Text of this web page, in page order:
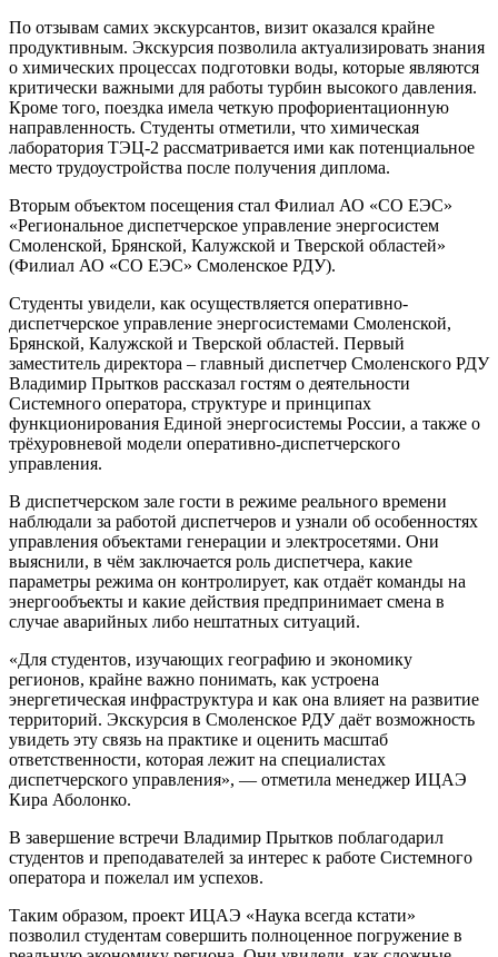
По отзывам самих экскурсантов, визит оказался крайне
продуктивным. Экскурсия позволила актуализировать знания
о химических процессах подготовки воды, которые являются
критически важными для работы турбин высокого давления.
Кроме того, поездка имела четкую профориентационную
направленность. Студенты отметили, что химическая
лаборатория ТЭЦ-2 рассматривается ими как потенциальное
место трудоустройства после получения диплома.
Вторым объектом посещения стал Филиал АО «СО ЕЭС»
«Региональное диспетчерское управление энергосистем
Смоленской, Брянской, Калужской и Тверской областей»
(Филиал АО «СО ЕЭС» Смоленское РДУ).
Студенты увидели, как осуществляется оперативно-
диспетчерское управление энергосистемами Смоленской,
Брянской, Калужской и Тверской областей. Первый
заместитель директора – главный диспетчер Смоленского РДУ
Владимир Прытков рассказал гостям о деятельности
Системного оператора, структуре и принципах
функционирования Единой энергосистемы России, а также о
трёхуровневой модели оперативно-диспетчерского
управления.
В диспетчерском зале гости в режиме реального времени
наблюдали за работой диспетчеров и узнали об особенностях
управления объектами генерации и электросетями. Они
выяснили, в чём заключается роль диспетчера, какие
параметры режима он контролирует, как отдаёт команды на
энергообъекты и какие действия предпринимает смена в
случае аварийных либо нештатных ситуаций.
«Для студентов, изучающих географию и экономику
регионов, крайне важно понимать, как устроена
энергетическая инфраструктура и как она влияет на развитие
территорий. Экскурсия в Смоленское РДУ даёт возможность
увидеть эту связь на практике и оценить масштаб
ответственности, которая лежит на специалистах
диспетчерского управления», — отметила менеджер ИЦАЭ
Кира Аболонко.
В завершение встречи Владимир Прытков поблагодарил
студентов и преподавателей за интерес к работе Системного
оператора и пожелал им успехов.
Таким образом, проект ИЦАЭ «Наука всегда кстати»
позволил студентам совершить полноценное погружение в